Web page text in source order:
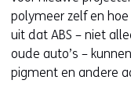
polymeer zelf en
uit dat ABS – niet
oude auto’s –
pigment en andere